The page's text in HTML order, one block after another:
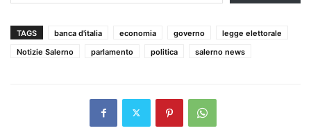
TAGS banca d'italia economia governo
legge elettorale
Notizie Salerno
parlamento politica salerno news